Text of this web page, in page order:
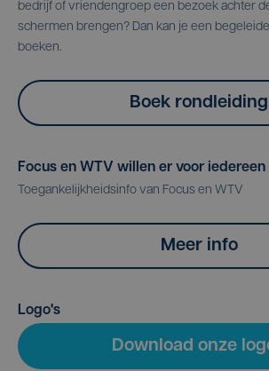
bedrijf of vriendengroep een bezoek achter
schermen brengen? Dan kan je een
boeken.
Boek rondleiding
Focus en WTV willen er voor iedereen
Toegankelijkheidsinfo van Focus en WTV
Meer info
Logo's
Download onze